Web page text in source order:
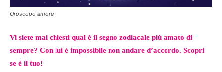
Oroscopo amore
Vi siete mai chiesti qual è il segno zodiacale più amato di
sempre? Con lui è impossibile non andare d’accordo. Scopri
se è il tuo!